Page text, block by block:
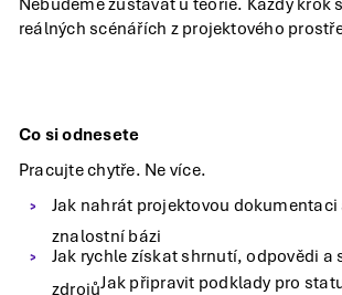
reálných scénářích z projektového
Co si odnesete
Pracujte chytře. Ne více.
Jak nahrát projektovou
znalostní bázi
Jak rychle získat shrnutí, odpovědi a
zdrojůJak připravit podklady pro